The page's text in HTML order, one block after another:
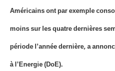
Américains ont par exemple
moins sur les quatre dernières
période l’année dernière, a
à l’Energie (DoE).